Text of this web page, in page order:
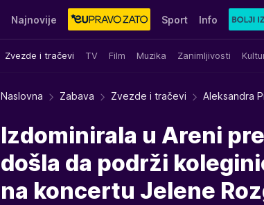
Najnovije Sport Info
Zvezde i tračevi TV Film Muzika Zanimljivosti
Stvar ukusa Yumama
Naslovna Zabava Zvezde i tračevi Aleksandra
Izdominirala u Areni
došla da podrži
na koncertu Jelene